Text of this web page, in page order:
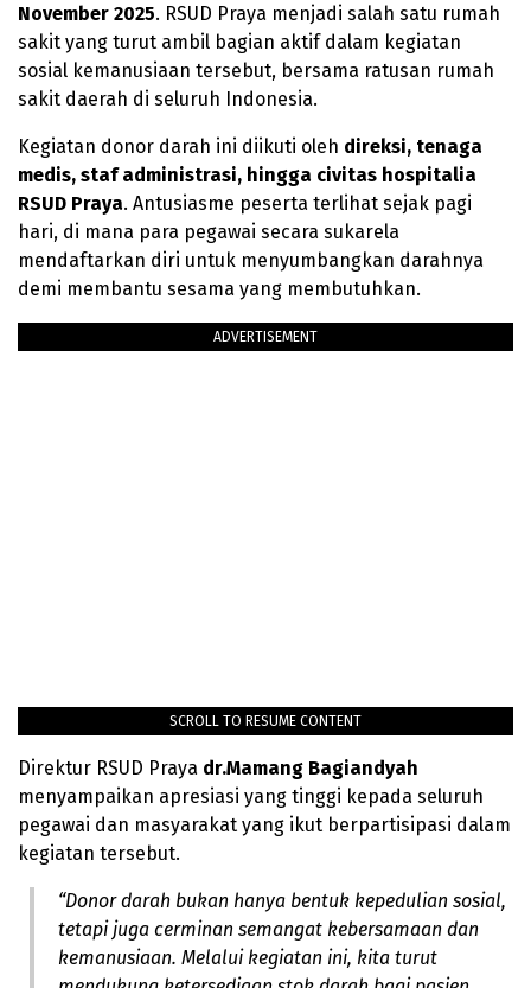
November 2025. RSUD Praya menjadi salah satu rumah
sakit yang turut ambil bagian aktif dalam kegiatan
sosial kemanusiaan tersebut, bersama ratusan rumah
sakit daerah di seluruh Indonesia.
Kegiatan donor darah ini diikuti oleh direksi, tenaga
medis, staf administrasi, hingga civitas hospitalia
RSUD Praya. Antusiasme peserta terlihat sejak pagi
hari, di mana para pegawai secara sukarela
mendaftarkan diri untuk menyumbangkan darahnya
demi membantu sesama yang membutuhkan.
ADVERTISEMENT
SCROLL TO RESUME CONTENT
Direktur RSUD Praya dr.Mamang Bagiandyah
menyampaikan apresiasi yang tinggi kepada seluruh
pegawai dan masyarakat yang ikut berpartisipasi dalam
kegiatan tersebut.
“Donor darah bukan hanya bentuk kepedulian sosial,
tetapi juga cerminan semangat kebersamaan dan
kemanusiaan. Melalui kegiatan ini, kita turut